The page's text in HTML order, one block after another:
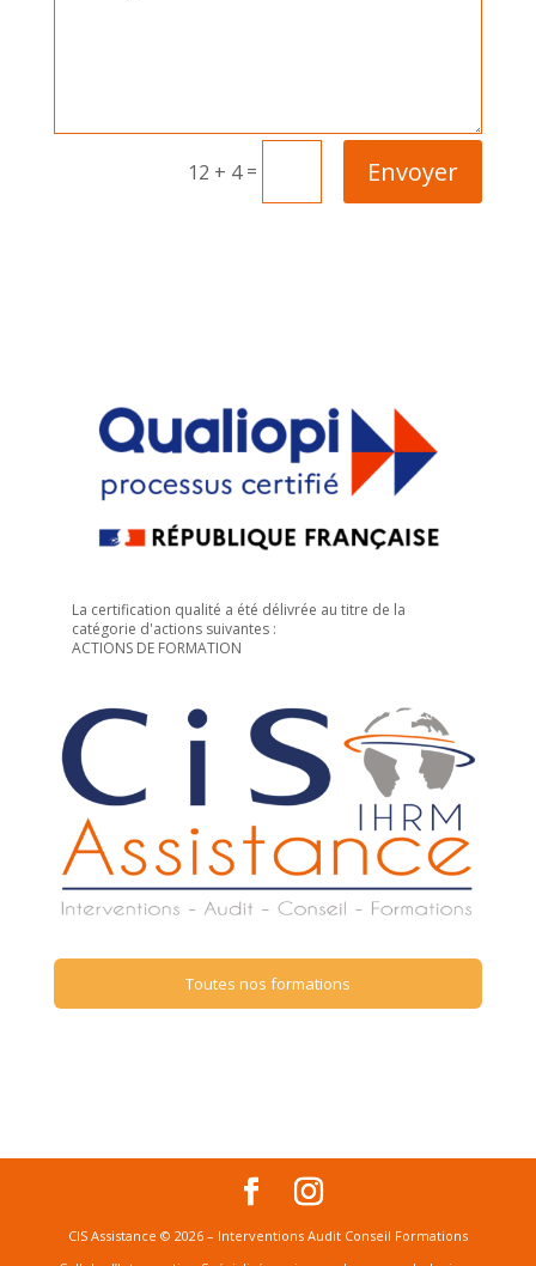
12 + 4= Envoyer
La certification qualité a été délivrée au titre de la
catégorie d'actions suivantes :
ACTIONS DE FORMATION
Toutes nos formations
CIS Assistance © 2026 – Interventions Audit Conseil Formations